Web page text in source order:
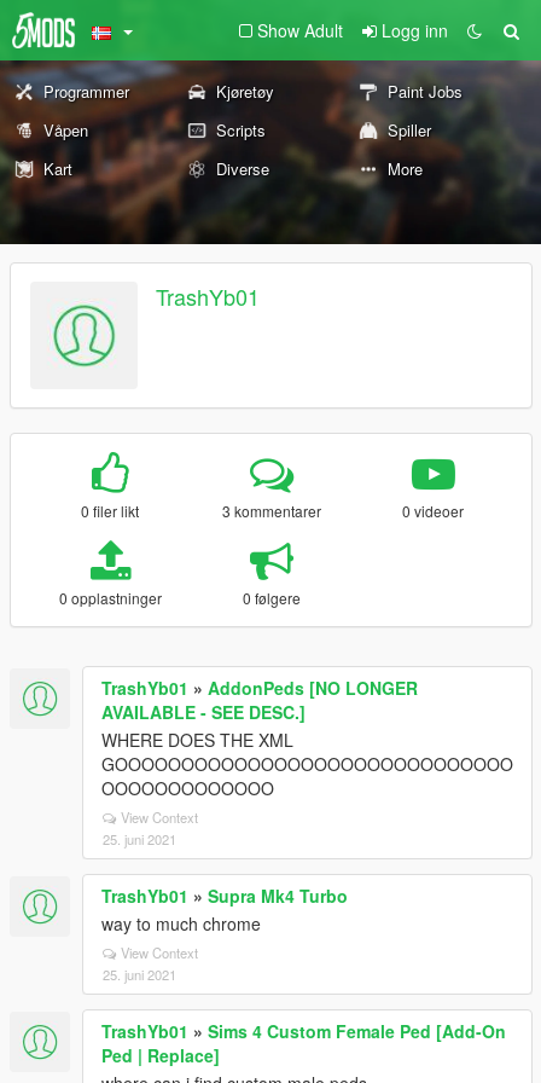
Show Adult Logg inn
Programmer Kjøretøy
Paint Jobs
Våpen
Scripts
Spiller
Kart
Diverse More
TrashYb01
0 filer likt 3 kommentarer 0 videoer
0 opplastninger 0 følgere
TrashYb01 » AddonPeds [NO LONGER
AVAILABLE - SEE DESC.]
WHERE DOES THE XML
GOOOOOOOOOOOOOOOOOOOOOOOOOOOOOO
OOOOOOOOOOOOO
View Context
25. juni 2021
TrashYb01 » Supra Mk4 Turbo
way to much chrome
View Context
25. juni 2021
TrashYb01 » Sims 4 Custom Female Ped [Add-On
Ped | Replace]